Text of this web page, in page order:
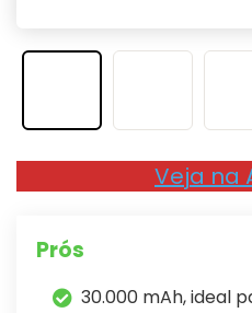
Veja na
Prós
30.000 mAh, ideal